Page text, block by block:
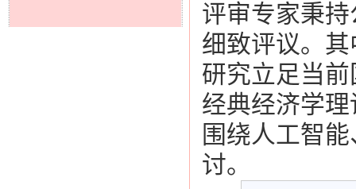
评审专家秉
细致评议。
研究立足当
经典经济学
围绕人工智
讨。